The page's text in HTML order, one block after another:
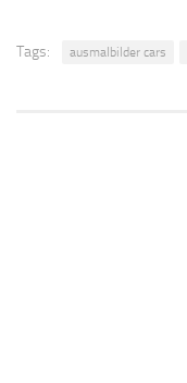
Tags: ausmalbilder cars